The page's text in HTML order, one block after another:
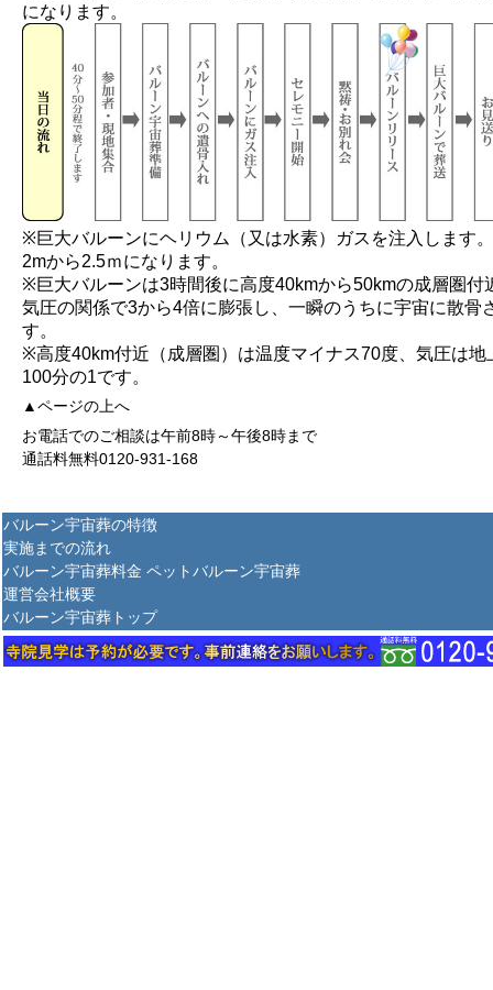
になります。
※巨大バルーンにヘリウム（又は水素）ガスを注入します
2mから2.5ｍになります。
※巨大バルーンは3時間後に高度40kmから50kmの成層圏付
気圧の関係で3から4倍に膨張し、一瞬のうちに宇宙に散骨
す。
※高度40km付近（成層圏）は温度マイナス70度、気圧は地
100分の1です。
▲ページの上へ
お電話でのご相談は午前8時～午後8時まで
通話料無料0120-931-168
バルーン宇宙葬の特徴
実施までの流れ
バルーン宇宙葬料金 ペットバルーン宇宙葬
運営会社概要
バルーン宇宙葬トップ